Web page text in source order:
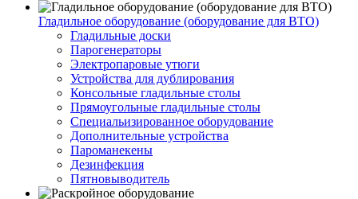
Гладильное оборудование (оборудование для ВТО)
Гладильные доски
Парогенераторы
Электропаровые утюги
Устройства для дублирования
Консольные гладильные столы
Прямоугольные гладильные столы
Специальизированное оборудование
Дополнительные устройства
Пароманекены
Дезинфекция
Пятновыводитель